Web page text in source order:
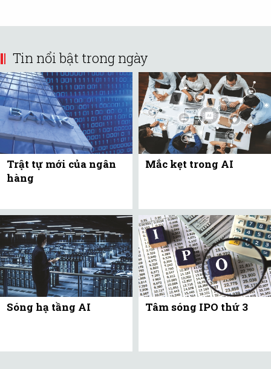
Tin nổi bật trong ngày
Trật tự mới của ngân
hàng
Mắc kẹt trong AI
Sóng hạ tầng AI Tâm sóng IPO thứ 3